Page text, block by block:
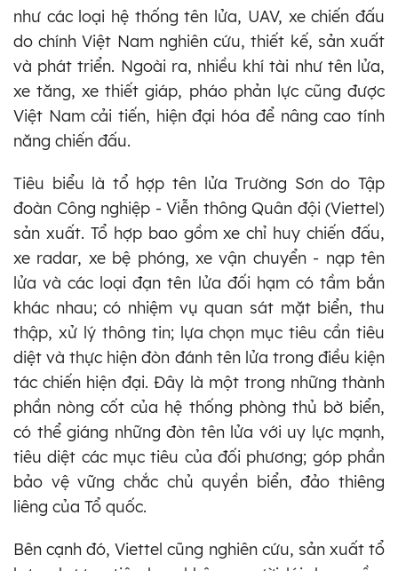
như các loại hệ thống tên lửa, UAV, xe chiến đấu
do chính Việt Nam nghiên cứu, thiết kế, sản xuất
và phát triển. Ngoài ra, nhiều khí tài như tên lửa,
xe tăng, xe thiết giáp, pháo phản lực cũng được
Việt Nam cải tiến, hiện đại hóa để nâng cao tính
năng chiến đấu.
Tiêu biểu là tổ hợp tên lửa Trường Sơn do Tập
đoàn Công nghiệp - Viễn thông Quân đội (Viettel)
sản xuất. Tổ hợp bao gồm xe chỉ huy chiến đấu,
xe radar, xe bệ phóng, xe vận chuyển - nạp tên
lửa và các loại đạn tên lửa đối hạm có tầm bắn
khác nhau; có nhiệm vụ quan sát mặt biển, thu
thập, xử lý thông tin; lựa chọn mục tiêu cần tiêu
diệt và thực hiện đòn đánh tên lửa trong điều kiện
tác chiến hiện đại. Đây là một trong những thành
phần nòng cốt của hệ thống phòng thủ bờ biển,
có thể giáng những đòn tên lửa với uy lực mạnh,
tiêu diệt các mục tiêu của đối phương; góp phần
bảo vệ vững chắc chủ quyền biển, đảo thiêng
liêng của Tổ quốc.
Bên cạnh đó, Viettel cũng nghiên cứu, sản xuất tổ